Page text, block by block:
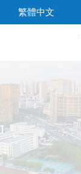
繁體中文